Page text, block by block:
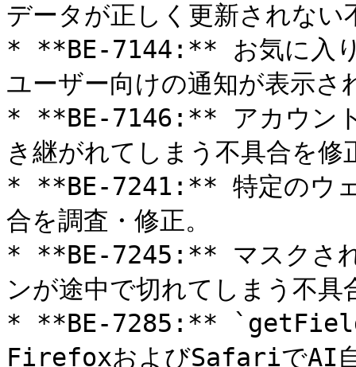
データが正しく更新されない
* **BE-7144:** お気に入り
ユーザー向けの通知が表示さ
* **BE-7146:** アカウント
き継がれてしまう不具合を修
* **BE-7241:** 特定のウェ
合を調査・修正。
* **BE-7245:** マスクされ
ンが途中で切れてしまう不具
* **BE-7285:**
FirefoxおよびSafariでAI自